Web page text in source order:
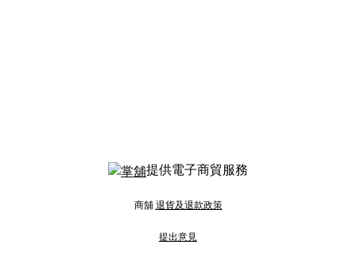
提供電子商貿服務
商舖 退貨及退款政策
提出意見